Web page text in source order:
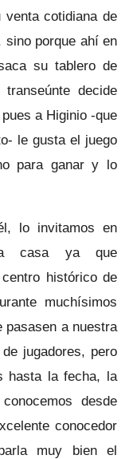
venta cotidiana de
sino porque ahí en
su tablero de
decide
a Higinio -que
le gusta el juego
para ganar y lo
lo invitamos en
casa ya que
histórico de
muchísimos
pasasen a nuestra
jugadores, pero
hasta la fecha, la
desde
conocedor
muy bien el